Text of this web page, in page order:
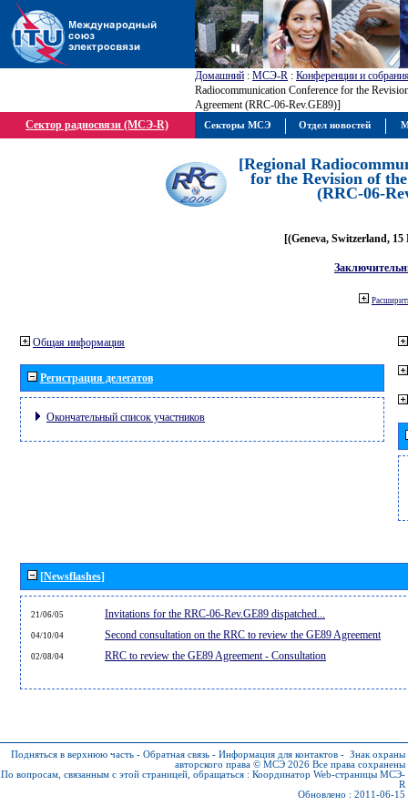
Домашний : МСЭ-R : Конференции и
Radiocommunication Conference for the
Agreement (RRC-06-Rev.GE89)]
Сектор радиосвязи (МСЭ-R)
[Regional
for the Revision of
(RRC-06-
[(Geneva, Switzerland, 15
Общая информация
Регистрация делегатов
Окончательный список участников
[Newsflashes]
21/06/05 Invitations for the RRC-06-Rev.GE89 dispatched...
04/10/04 Second consultation on the RRC to review the GE89 Agreement
02/08/04 RRC to review the GE89 Agreement - Consultation
Подняться в верхнюю часть - Обратная связь - Информация для контактов - Знак охраны
авторского права © МСЭ 2026 Все права сохранены
По вопросам, связанным с этой страницей, обращаться : Координатор Web-страницы МСЭ-
R
Обновлено : 2011-06-15
Секторы МСЭ Отдел новостей